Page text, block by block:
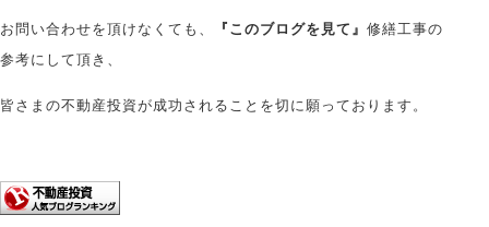
お問い合わせを頂けなくても、 『このブログを見て』 修繕工事の
参考にして頂き、
皆さまの不動産投資が成功されることを切に願っております。